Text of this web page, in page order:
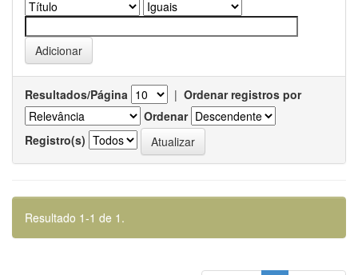
Resultados/Página | Ordenar registros por
Ordenar
Registro(s)
Resultado 1-1 de 1.